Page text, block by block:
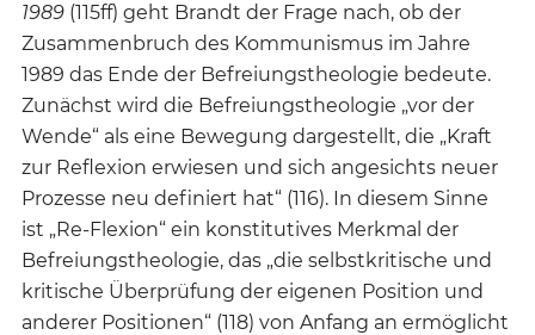
1989 (115ff) geht Brandt der Frage nach, ob der
Zusammenbruch des Kommunismus im Jahre
1989 das Ende der Befreiungstheologie bedeute.
Zunächst wird die Befreiungstheologie „vor der
Wende“ als eine Bewegung dargestellt, die „Kraft
zur Reflexion erwiesen und sich angesichts neuer
Prozesse neu definiert hat“ (116). In diesem Sinne
ist „Re-Flexion“ ein konstitutives Merkmal der
Befreiungstheologie, das „die selbstkritische und
kritische Überprüfung der eigenen Position und
anderer Positionen“ (118) von Anfang an ermöglicht